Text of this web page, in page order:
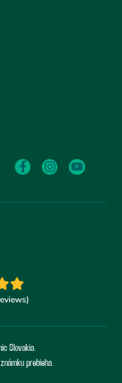
Slovakia.
prebieha.